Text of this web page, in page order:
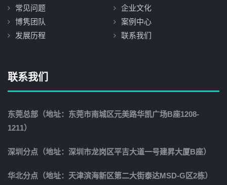
常见问题
企业文化
博隽团队
案例中心
发展历程
联系我们
联系我们
东莞总部（地址：东莞市南城区元美路华凯广场B座1208-
1211）
深圳分点（地址：深圳市龙岗区平吉大道一号建昇大厦B座）
华北分点（地址：天津滨海新区第二大街泰达MSD-G区2栋）